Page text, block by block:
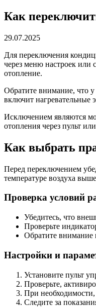
Как
29.07.2025
Для переключения
через меню настроек или
отопление.
Обратите внимание, что
включит нагревательные
Исключением являются
отопления через пульт
Как выбрать
Перед переключением
температуре воздуха
Проверка условий
Убедитесь, что
Проверьте
Обратите внимание
Настройки и
Установите пульт
Проверьте,
При
Следите за